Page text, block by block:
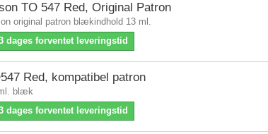
TO 547 Red, Original Patron
original patron blækindhold 13 ml.
dages forventet leveringstid
Red, kompatibel patron
blæk
dages forventet leveringstid